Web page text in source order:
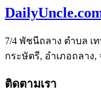
7/4 พัชนีถลาง ตำบล เ
กระษัตรี, อำเภอถลาง,
ติดตามเรา